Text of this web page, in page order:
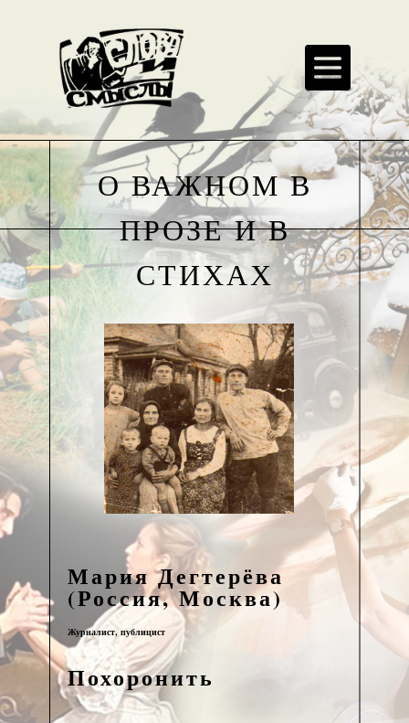
О ВАЖНОМ В
ПРОЗЕ И В
СТИХАХ
Похоронить
Мария Дегтерёва
(Россия, Москва)
Журналист, публицист